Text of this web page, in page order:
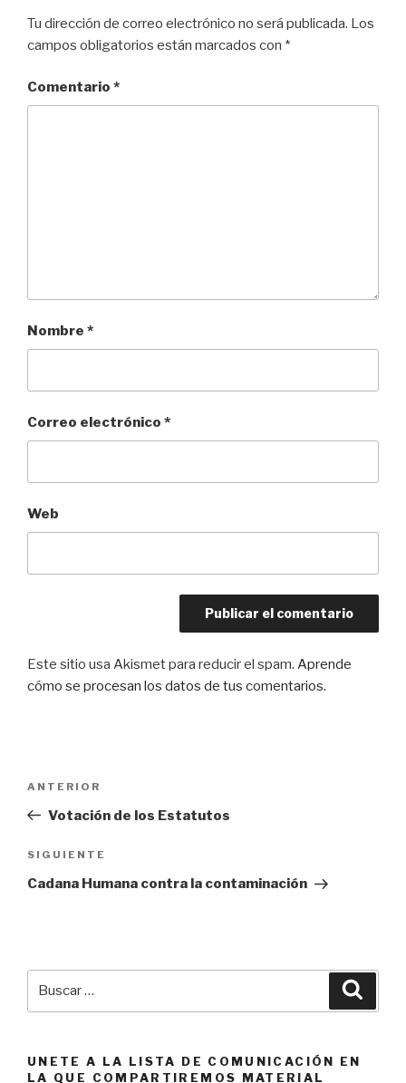
Tu dirección de correo electrónico no será publicada. Los
campos obligatorios están marcados con *
Comentario *
Nombre *
Correo electrónico *
Web
Este sitio usa Akismet para reducir el spam. Aprende
cómo se procesan los datos de tus comentarios.
entradas
Entrada
anterior:
ANTERIOR
Votación de los Estatutos
Siguiente
entrada
SIGUIENTE
Cadana Humana contra la contaminación
UNETE A LA LISTA DE COMUNICACIÓN EN
LA QUE COMPARTIREMOS MATERIAL